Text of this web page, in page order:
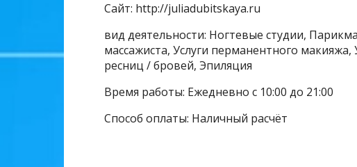
Сайт: http://juliadubitskaya.ru
вид деятельности: Ногтевые студии,
массажиста, Услуги перманентного
ресниц / бровей, Эпиляция
Время работы: Ежедневно с 10:00 до 21:00
Способ оплаты: Наличный расчёт